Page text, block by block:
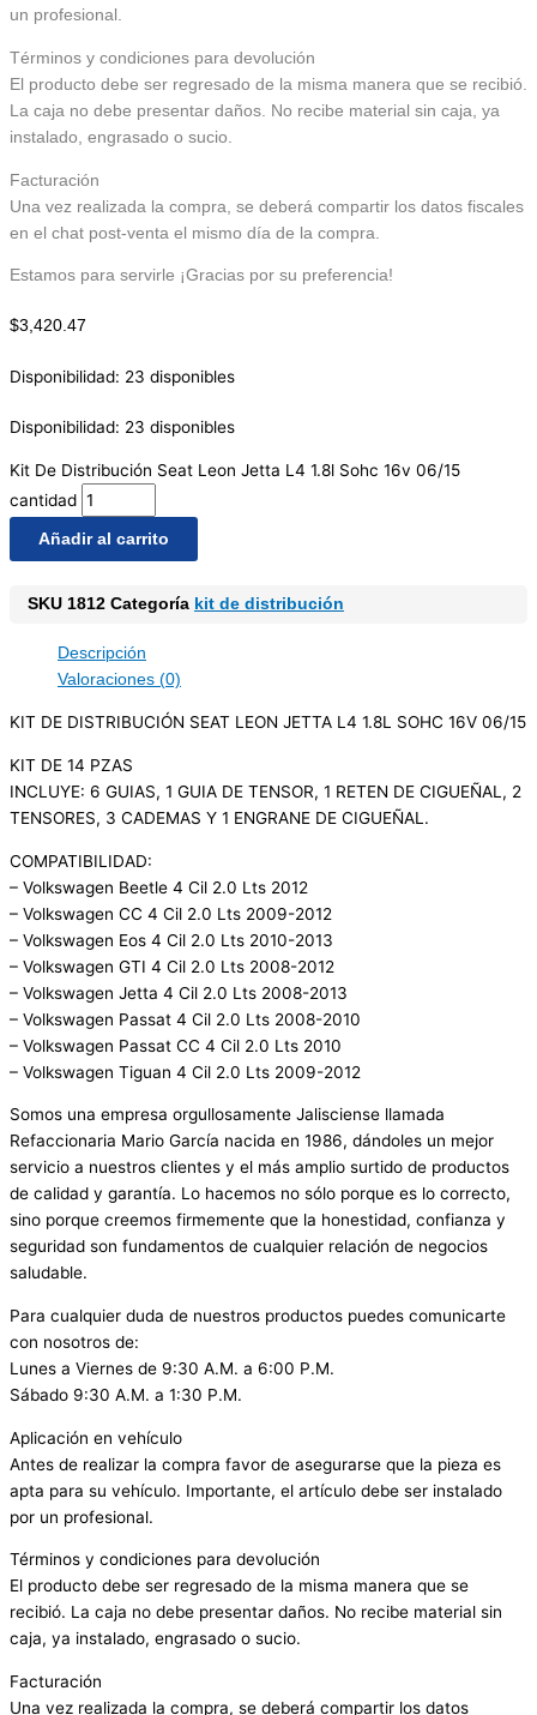
un profesional.
Términos y condiciones para devolución
El producto debe ser regresado de la misma manera que se recibió.
La caja no debe presentar daños. No recibe material sin caja, ya
instalado, engrasado o sucio.
Facturación
Una vez realizada la compra, se deberá compartir los datos fiscales
en el chat post-venta el mismo día de la compra.
Estamos para servirle ¡Gracias por su preferencia!
$3,420.47
Disponibilidad: 23 disponibles
Disponibilidad: 23 disponibles
Kit De Distribución Seat Leon Jetta L4 1.8l Sohc 16v 06/15
cantidad
Añadir al carrito
SKU 1812 Categoría kit de distribución
Descripción
Valoraciones (0)
KIT DE DISTRIBUCIÓN SEAT LEON JETTA L4 1.8L SOHC 16V 06/15
KIT DE 14 PZAS
INCLUYE: 6 GUIAS, 1 GUIA DE TENSOR, 1 RETEN DE CIGUEÑAL, 2
TENSORES, 3 CADEMAS Y 1 ENGRANE DE CIGUEÑAL.
COMPATIBILIDAD:
– Volkswagen Beetle 4 Cil 2.0 Lts 2012
– Volkswagen CC 4 Cil 2.0 Lts 2009-2012
– Volkswagen Eos 4 Cil 2.0 Lts 2010-2013
– Volkswagen GTI 4 Cil 2.0 Lts 2008-2012
– Volkswagen Jetta 4 Cil 2.0 Lts 2008-2013
– Volkswagen Passat 4 Cil 2.0 Lts 2008-2010
– Volkswagen Passat CC 4 Cil 2.0 Lts 2010
– Volkswagen Tiguan 4 Cil 2.0 Lts 2009-2012
Somos una empresa orgullosamente Jalisciense llamada
Refaccionaria Mario García nacida en 1986, dándoles un mejor
servicio a nuestros clientes y el más amplio surtido de productos
de calidad y garantía. Lo hacemos no sólo porque es lo correcto,
sino porque creemos firmemente que la honestidad, confianza y
seguridad son fundamentos de cualquier relación de negocios
saludable.
Para cualquier duda de nuestros productos puedes comunicarte
con nosotros de:
Lunes a Viernes de 9:30 A.M. a 6:00 P.M.
Sábado 9:30 A.M. a 1:30 P.M.
Aplicación en vehículo
Antes de realizar la compra favor de asegurarse que la pieza es
apta para su vehículo. Importante, el artículo debe ser instalado
por un profesional.
Términos y condiciones para devolución
El producto debe ser regresado de la misma manera que se
recibió. La caja no debe presentar daños. No recibe material sin
caja, ya instalado, engrasado o sucio.
Facturación
Una vez realizada la compra, se deberá compartir los datos